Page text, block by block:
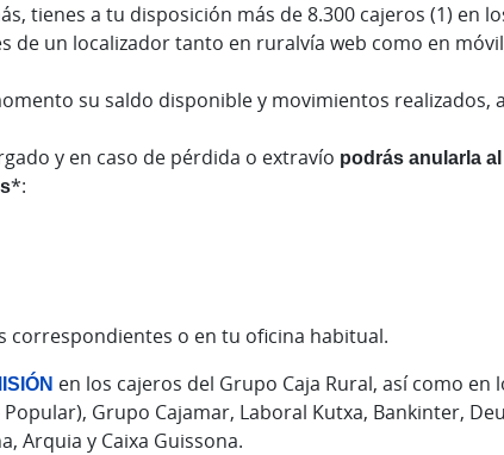
tienes a tu disposición más de 8.300 cajeros (1) en
un localizador tanto en ruralvía web como en
su saldo disponible y movimientos realizados,
y en caso de pérdida o extravío podrás anularla
*:
correspondientes o en tu oficina habitual.
en los cajeros del Grupo Caja Rural, así como en
Grupo Cajamar, Laboral Kutxa, Bankinter,
Arquia y Caixa Guissona.